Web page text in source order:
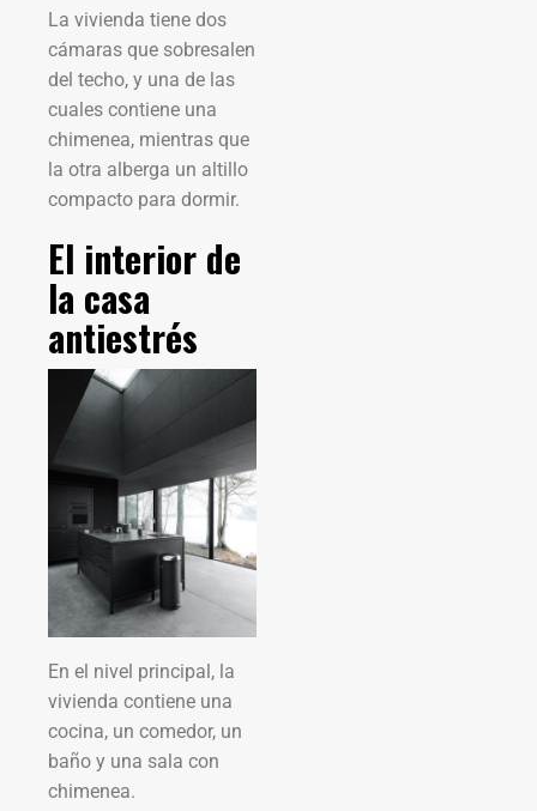
La vivienda tiene dos
cámaras que sobresalen
del techo, y una de las
cuales contiene una
chimenea, mientras que
la otra alberga un altillo
compacto para dormir.
El interior de
la casa
antiestrés
En el nivel principal, la
vivienda contiene una
cocina, un comedor, un
baño y una sala con
chimenea.